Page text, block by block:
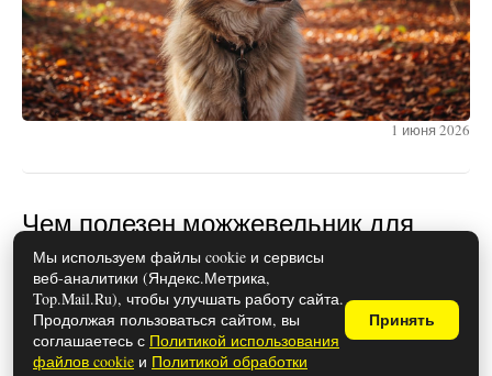
1 июня 2026
Чем полезен можжевельник для
здоровья: свойства и
противопоказания
Мы используем файлы cookie и сервисы
веб-аналитики (Яндекс.Метрика,
Top.Mail.Ru), чтобы улучшать работу сайта.
Продолжая пользоваться сайтом, вы
соглашаетесь с Политикой использования
файлов cookie и Политикой обработки
Принять